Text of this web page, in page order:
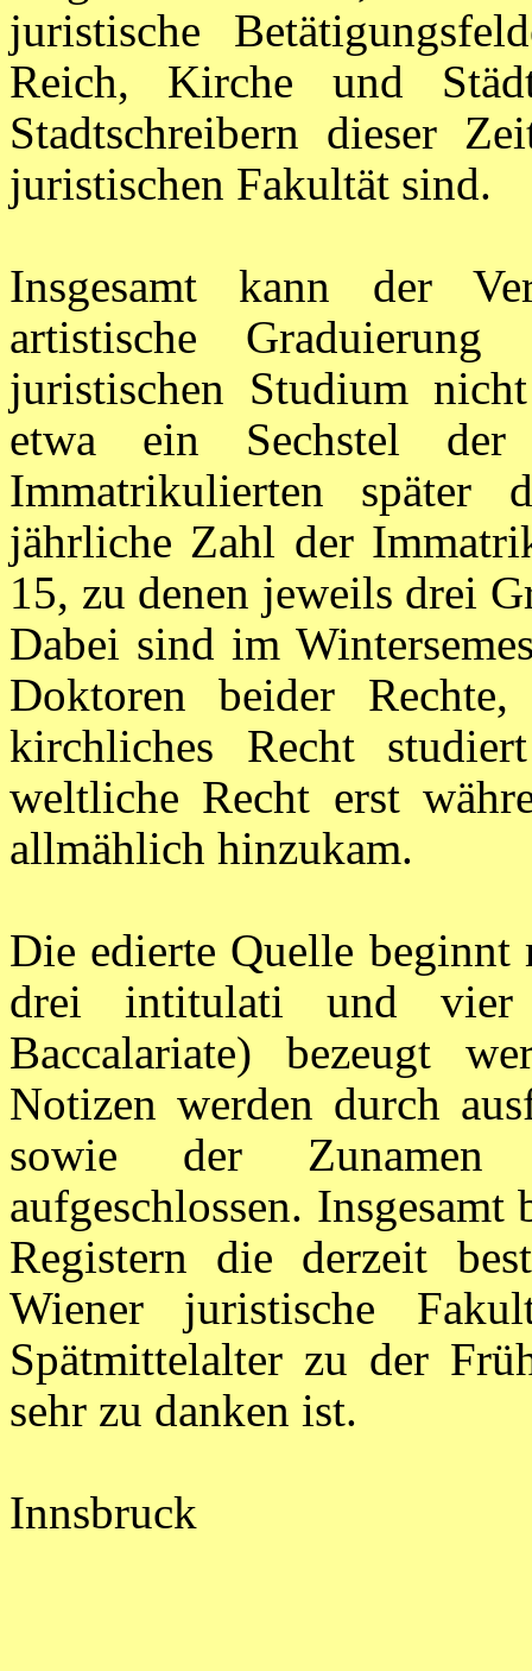
juristische
Reich, Kirche und
Stadtschreibern dieser
juristischen Fakultät sind.
Insgesamt kann der
artistische
juristischen Studium
etwa ein Sechstel
Immatrikulierten
jährliche Zahl der
15, zu denen jeweils drei
Dabei sind im
Doktoren beider
kirchliches Recht
weltliche Recht erst
allmählich hinzukam.
Die edierte Quelle
drei intitulati und
Baccalariate) bezeugt
Notizen werden durch
sowie der Zunamen
aufgeschlossen.
Registern die derzeit
Wiener juristische
Spätmittelalter zu der
sehr zu danken ist.
Innsbruck